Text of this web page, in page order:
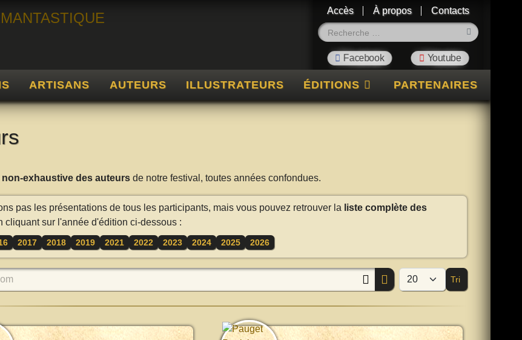
Accès À propos
Contacts
ARTISANS AUTEURS ILLUSTRATEURS ÉDITIONS PARTENAIRES
non-exhaustive des auteursde notre festival, toutes années confondues.
pas les présentations de tous les participants, mais vous pouvez retrouver la liste complète des
cliquant sur l'année d'édition ci-dessous :
2017 2018 2019 2021 2022 2023 2024 2025 2026
Afficher #
Tri